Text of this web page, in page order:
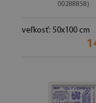
00288858)
veľkosť: 50x100 cm